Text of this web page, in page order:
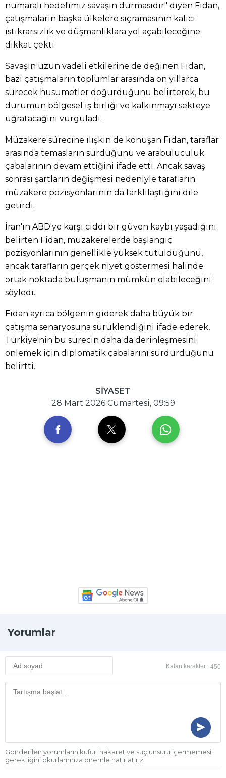
numaralı hedefimiz savaşın durmasıdır" diyen Fidan,
çatışmaların başka ülkelere sıçramasının kalıcı
istikrarsızlık ve düşmanlıklara yol açabileceğine
dikkat çekti.
Savaşın uzun vadeli etkilerine de değinen Fidan,
bazı çatışmaların toplumlar arasında on yıllarca
sürecek husumetler doğurduğunu belirterek, bu
durumun bölgesel iş birliği ve kalkınmayı sekteye
uğratacağını vurguladı.
Müzakere sürecine ilişkin de konuşan Fidan, taraflar
arasında temasların sürdüğünü ve arabuluculuk
çabalarının devam ettiğini ifade etti. Ancak savaş
sonrası şartların değişmesi nedeniyle tarafların
müzakere pozisyonlarının da farklılaştığını dile
getirdi.
İran'ın ABD'ye karşı ciddi bir güven kaybı yaşadığını
belirten Fidan, müzakerelerde başlangıç
pozisyonlarının genellikle yüksek tutulduğunu,
ancak tarafların gerçek niyet göstermesi halinde
ortak noktada buluşmanın mümkün olabileceğini
söyledi.
Fidan ayrıca bölgenin giderek daha büyük bir
çatışma senaryosuna sürüklendiğini ifade ederek,
Türkiye'nin bu sürecin daha da derinleşmesini
önlemek için diplomatik çabalarını sürdürdüğünü
belirtti.
SİYASET
28 Mart 2026 Cumartesi, 09:59
Yorumlar
Kalan karakter : 450
Gönderilen yorumların küfür, hakaret ve suç unsuru içermemesi
gerektiğini okurlarımıza önemle hatırlatırız!